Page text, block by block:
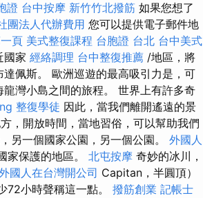
證 台中按摩 新竹竹北撥筋 如果您想了
團法人代辦費用 您可以提供電子郵件地
頁 美式整復課程 台胞證 台北 台中美式
國家 經絡調理 台中整復推薦 /地區，將
佩斯。 歐洲巡遊的最高吸引力是，可
灣小島之間的旅程。 世界上有許多奇
整復學徒 因此，當我們離開遙遠的景
，開放時間，當地習俗，可以幫助我們
另一個國家公園，另一個公園。 外國人
家保護的地區。 北屯按摩 奇妙的冰川，
國人在台灣開公司 Capitan，半圓頂）
72小時聲稱這一點。 撥筋創業 記帳士